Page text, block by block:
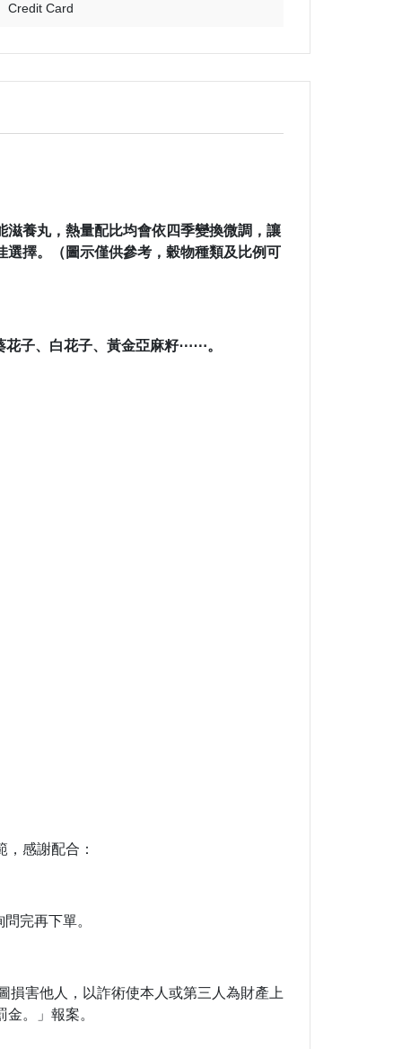
Credit Card
養丸，熱量配比均會依四季變換微調，讓
擇。（圖示僅供參考，穀物種類及比例可
花子、白花子、黃金亞麻籽⋯⋯。
感謝配合：
完再下單。
損害他人，以詐術使本人或第三人為財產上
。」報案。